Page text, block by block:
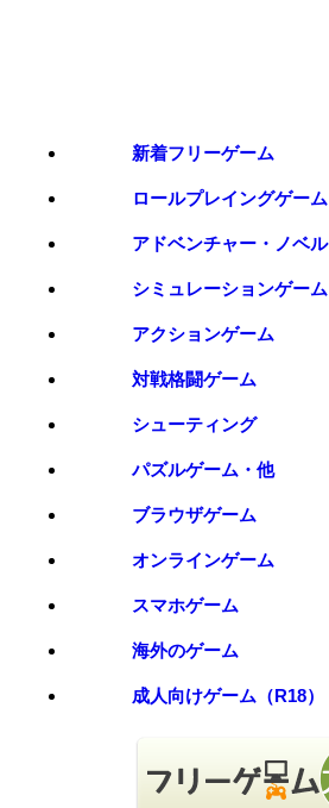
新着フリーゲーム
ロールプレイングゲーム
アドベンチャー・ノベル
シミュレーションゲーム
アクションゲーム
対戦格闘ゲーム
シューティング
パズルゲーム・他
ブラウザゲーム
オンラインゲーム
スマホゲーム
海外のゲーム
成人向けゲーム（R18）